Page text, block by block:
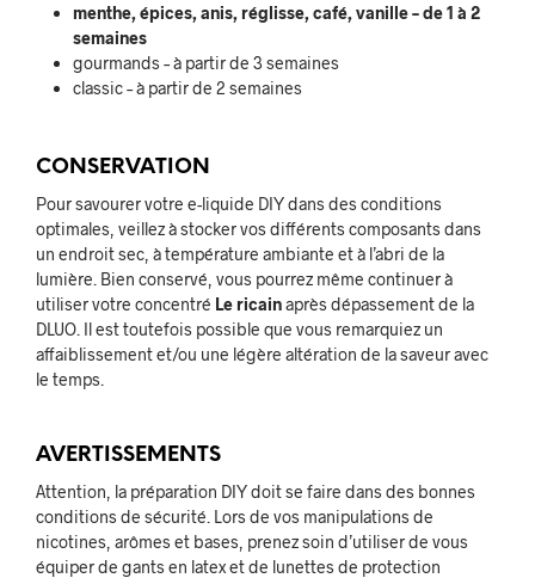
menthe, épices, anis, réglisse, café, vanille – de 1 à 2
semaines
gourmands – à partir de 3 semaines
classic – à partir de 2 semaines
CONSERVATION
Pour savourer votre e-liquide DIY dans des conditions
optimales, veillez à stocker vos différents composants dans
un endroit sec, à température ambiante et à l’abri de la
lumière. Bien conservé, vous pourrez même continuer à
utiliser votre concentré Le ricainaprès dépassement de la
DLUO. Il est toutefois possible que vous remarquiez un
affaiblissement et/ou une légère altération de la saveur avec
le temps.
AVERTISSEMENTS
Attention, la préparation DIY doit se faire dans des bonnes
conditions de sécurité. Lors de vos manipulations de
nicotines, arômes et bases, prenez soin d’utiliser de vous
équiper de gants en latex et de lunettes de protection